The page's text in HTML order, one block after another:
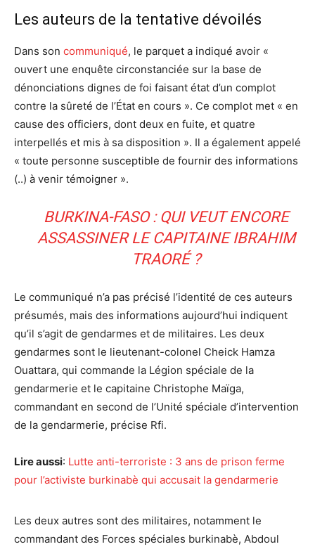
Les auteurs de la tentative dévoilés
Dans son communiqué, le parquet a indiqué avoir «
ouvert une enquête circonstanciée sur la base de
dénonciations dignes de foi faisant état d’un complot
contre la sûreté de l’État en cours ». Ce complot met « en
cause des officiers, dont deux en fuite, et quatre
interpellés et mis à sa disposition ». Il a également appelé
« toute personne susceptible de fournir des informations
(..) à venir témoigner ».
BURKINA-FASO : QUI VEUT ENCORE
ASSASSINER LE CAPITAINE IBRAHIM
TRAORÉ ?
Le communiqué n’a pas précisé l’identité de ces auteurs
présumés, mais des informations aujourd’hui indiquent
qu’il s’agit de gendarmes et de militaires. Les deux
gendarmes sont le lieutenant-colonel Cheick Hamza
Ouattara, qui commande la Légion spéciale de la
gendarmerie et le capitaine Christophe Maïga,
commandant en second de l’Unité spéciale d’intervention
de la gendarmerie, précise Rfi.
Lire aussi: Lutte anti-terroriste : 3 ans de prison ferme
pour l’activiste burkinabè qui accusait la gendarmerie
Les deux autres sont des militaires, notamment le
commandant des Forces spéciales burkinabè, Abdoul